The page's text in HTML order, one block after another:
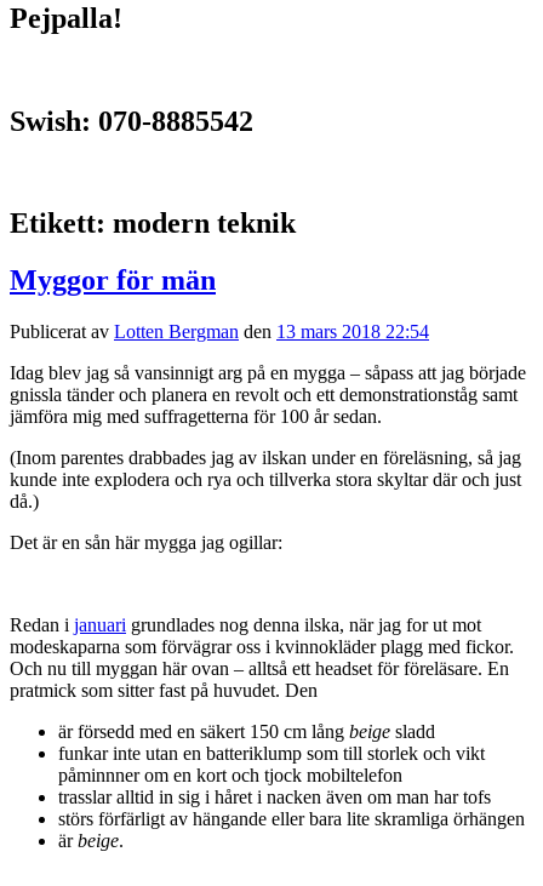
Pejpalla!
Swish: 070-8885542
Etikett: modern teknik
Myggor för män
Publicerat av Lotten Bergman den 13 mars 2018 22:54
Idag blev jag så vansinnigt arg på en mygga – såpass att jag började
gnissla tänder och planera en revolt och ett demonstrationståg samt
jämföra mig med suffragetterna för 100 år sedan.
(Inom parentes drabbades jag av ilskan under en föreläsning, så jag
kunde inte explodera och rya och tillverka stora skyltar där och just
då.)
Det är en sån här mygga jag ogillar:
Redan i januari grundlades nog denna ilska, när jag for ut mot
modeskaparna som förvägrar oss i kvinnokläder plagg med fickor.
Och nu till myggan här ovan – alltså ett headset för föreläsare. En
pratmick som sitter fast på huvudet. Den
är försedd med en säkert 150 cm lång beige sladd
funkar inte utan en batteriklump som till storlek och vikt
påminnner om en kort och tjock mobiltelefon
trasslar alltid in sig i håret i nacken även om man har tofs
störs förfärligt av hängande eller bara lite skramliga örhängen
ärbeige.